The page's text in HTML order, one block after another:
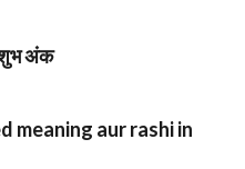
शुभ अंक
meaning aur rashi in